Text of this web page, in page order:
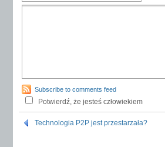
Subscribe to comments feed
Potwierdź, że jesteś człowiekiem
Technologia P2P jest przestarzała?